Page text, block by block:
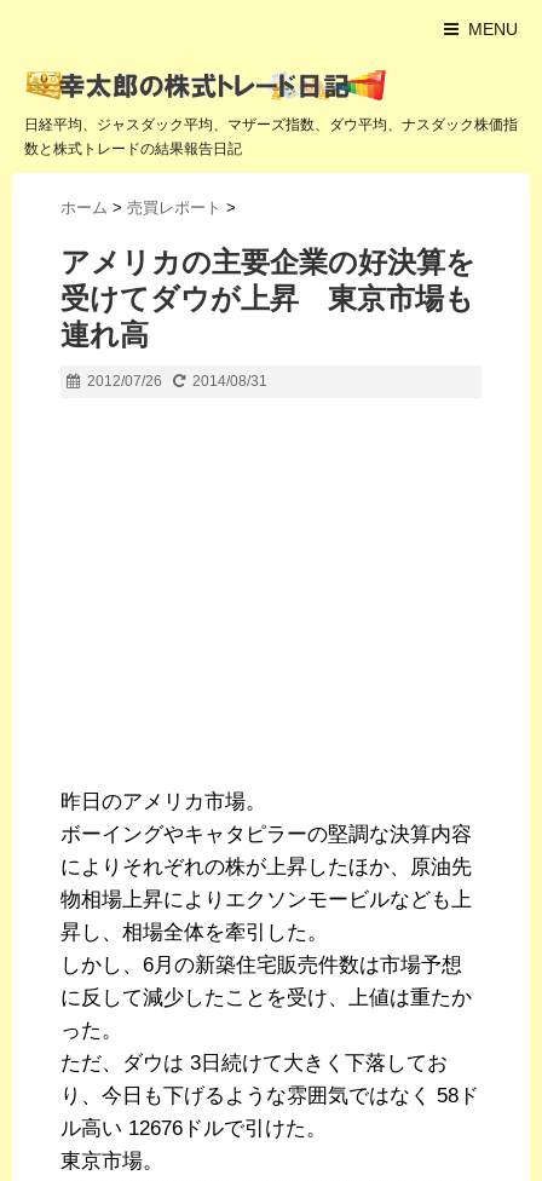
MENU
日経平均、ジャスダック平均、マザーズ指数、ダウ平均、ナスダック株価指
数と株式トレードの結果報告日記
ホーム > 売買レポート >
アメリカの主要企業の好決算を
受けてダウが上昇 東京市場も
連れ高
2012/07/26 2014/08/31
昨日のアメリカ市場。
ボーイングやキャタピラーの堅調な決算内容
によりそれぞれの株が上昇したほか、原油先
物相場上昇によりエクソンモービルなども上
昇し、相場全体を牽引した。
しかし、6月の新築住宅販売件数は市場予想
に反して減少したことを受け、上値は重たか
った。
ただ、ダウは 3日続けて大きく下落してお
り、今日も下げるような雰囲気ではなく 58ド
ル高い 12676ドルで引けた。
東京市場。